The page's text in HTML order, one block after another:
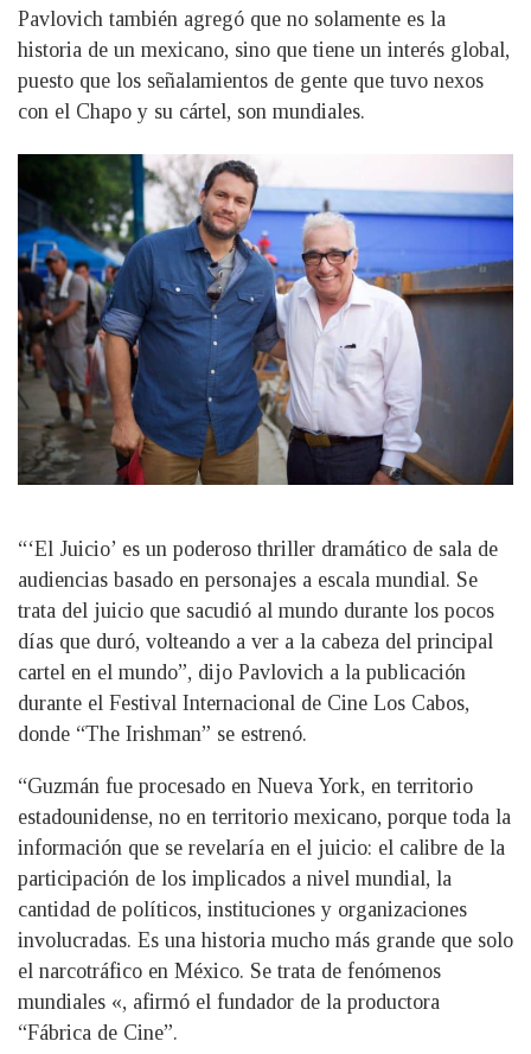
Pavlovich también agregó que no solamente es la
historia de un mexicano, sino que tiene un interés global,
puesto que los señalamientos de gente que tuvo nexos
con el Chapo y su cártel, son mundiales.
“‘El Juicio’ es un poderoso thriller dramático de sala de
audiencias basado en personajes a escala mundial. Se
trata del juicio que sacudió al mundo durante los pocos
días que duró, volteando a ver a la cabeza del principal
cartel en el mundo”, dijo Pavlovich a la publicación
durante el Festival Internacional de Cine Los Cabos,
donde “The Irishman” se estrenó.
“Guzmán fue procesado en Nueva York, en territorio
estadounidense, no en territorio mexicano, porque toda la
información que se revelaría en el juicio: el calibre de la
participación de los implicados a nivel mundial, la
cantidad de políticos, instituciones y organizaciones
involucradas. Es una historia mucho más grande que solo
el narcotráfico en México. Se trata de fenómenos
mundiales «, afirmó el fundador de la productora
“Fábrica de Cine”.